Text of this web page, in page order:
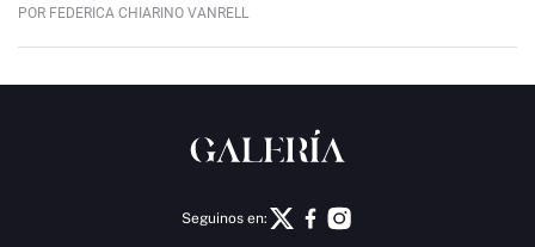
POR FEDERICA CHIARINO VANRELL
Seguinos en: